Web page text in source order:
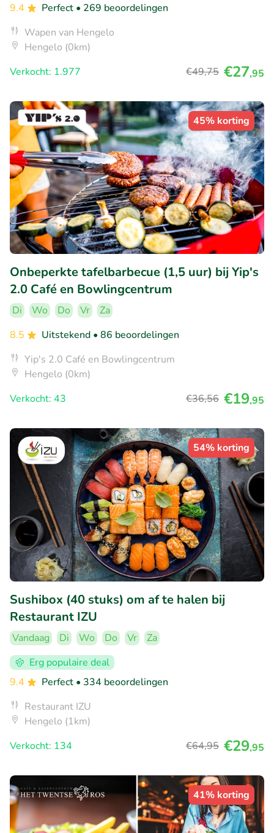
9.4
Perfect • 269 beoordelingen
Wapen van Hengelo
Hengelo (0km)
Verkocht: 1.977
€49,75 €27,95
45% korting
Onbeperkte tafelbarbecue (1,5 uur) bij Yip's
2.0 Café en Bowlingcentrum
Di Wo Do Vr
Za
8.5
Uitstekend • 86 beoordelingen
Yip's 2.0 Café en Bowlingcentrum
Hengelo (0km)
Verkocht: 43
€36,56 €19,95
54% korting
Sushibox (40 stuks) om af te halen bij
Restaurant IZU
Vandaag Di Wo Do Vr
Za
Erg populaire deal
9.4
Perfect • 334 beoordelingen
Restaurant IZU
Hengelo (1km)
Verkocht: 134
€64,95 €29,95
41% korting